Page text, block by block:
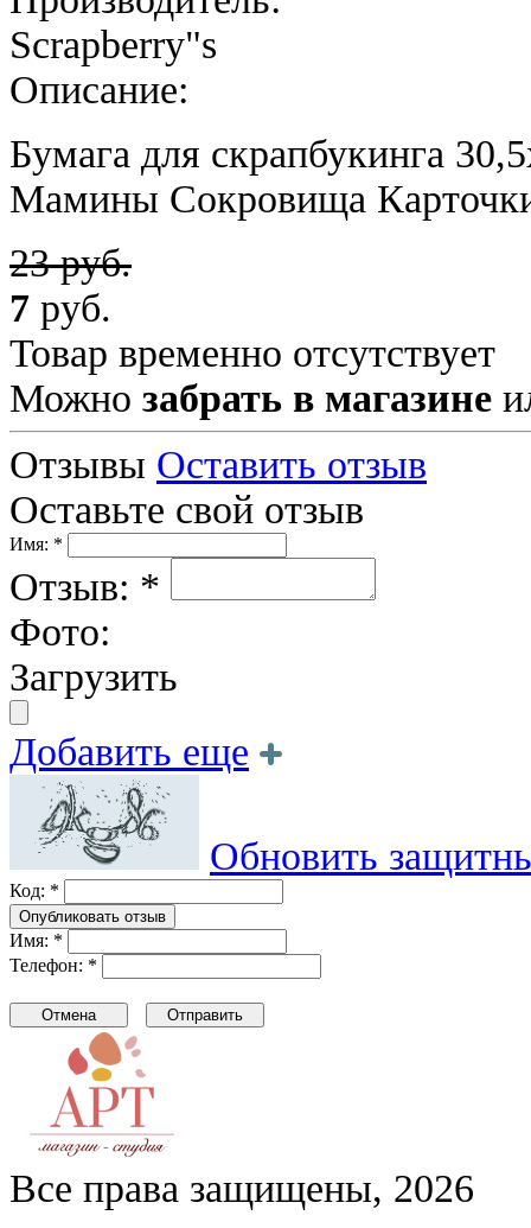
Scrapberry"s
Описание:
Бумага для скрапбукинга
Мамины Сокровища
23 руб.
7 руб.
Товар временно отсутствует
Можно забрать в магазине
Отзывы Оставить отзыв
Оставьте свой отзыв
Имя: *
Отзыв: *
Фото:
Загрузить
Добавить еще
Обновить
Код: *
Имя: *
Телефон: *
Все права защищены, 2026